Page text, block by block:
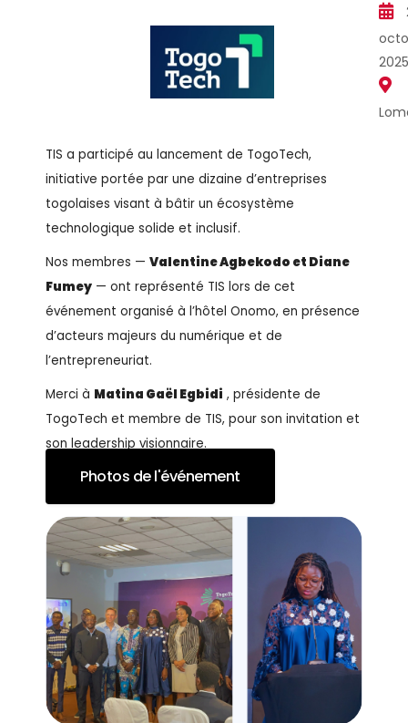
2025
TIS a participé au lancement de TogoTech,
initiative portée par une dizaine d’entreprises
togolaises visant à bâtir un écosystème
technologique solide et inclusif.
Nos membres — Valentine Agbekodo et Diane
Fumey — ont représenté TIS lors de cet
événement organisé à l’hôtel Onomo, en présence
d’acteurs majeurs du numérique et de
l’entrepreneuriat.
Merci à Matina Gaël Egbidi , présidente de
TogoTech et membre de TIS, pour son invitation et
son leadership visionnaire.
Photos de l'événement